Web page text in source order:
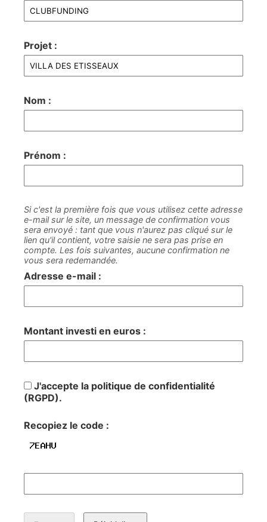
Projet :
Nom :
Prénom :
Si c'est la première fois que vous utilisez cette adresse
e-mail sur le site, un message de confirmation vous
sera envoyé : tant que vous n'aurez pas cliqué sur le
lien qu'il contient, votre saisie ne sera pas prise en
compte. Les fois suivantes, aucune confirmation ne
vous sera redemandée.
Adresse e-mail :
Montant investi en euros :
J'accepte la politique de confidentialité
(RGPD).
Recopiez le code :